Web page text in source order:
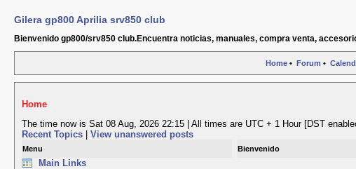
Gilera gp800 Aprilia srv850 club
Bienvenido gp800/srv850 club.Encuentra noticias, manuales, compra venta,
Home • Forum •
Home
The time now is Sat 08 Aug, 2026 22:15 | All times are UTC + 1 Hour [DST
Recent Topics
View unanswered posts
Menu
Main Links
Bienvenido